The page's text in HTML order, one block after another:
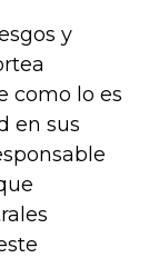
y
como lo es
en sus